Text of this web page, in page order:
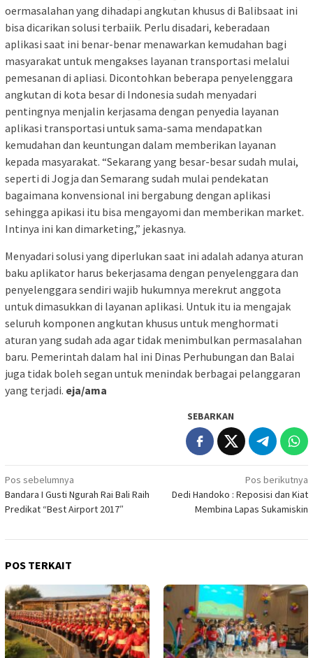
oermasalahan yang dihadapi angkutan khusus di Balibsaat ini
bisa dicarikan solusi terbaiik. Perlu disadari, keberadaan
aplikasi saat ini benar-benar menawarkan kemudahan bagi
masyarakat untuk mengakses layanan transportasi melalui
pemesanan di apliasi. Dicontohkan beberapa penyelenggara
angkutan di kota besar di Indonesia sudah menyadari
pentingnya menjalin kerjasama dengan penyedia layanan
aplikasi transportasi untuk sama-sama mendapatkan
kemudahan dan keuntungan dalam memberikan layanan
kepada masyarakat. “Sekarang yang besar-besar sudah mulai,
seperti di Jogja dan Semarang sudah mulai pendekatan
bagaimana konvensional ini bergabung dengan aplikasi
sehingga apikasi itu bisa mengayomi dan memberikan market.
Intinya ini kan dimarketing,” jekasnya.
Menyadari solusi yang diperlukan saat ini adalah adanya aturan
baku aplikator harus bekerjasama dengan penyelenggara dan
penyelenggara sendiri wajib hukumnya merekrut anggota
untuk dimasukkan di layanan aplikasi. Untuk itu ia mengajak
seluruh komponen angkutan khusus untuk menghormati
aturan yang sudah ada agar tidak menimbulkan permasalahan
baru. Pemerintah dalam hal ini Dinas Perhubungan dan Balai
juga tidak boleh segan untuk menindak berbagai pelanggaran
yang terjadi. eja/ama
SEBARKAN
Navigasi
pos
Pos sebelumnya
Bandara I Gusti Ngurah Rai Bali Raih
Predikat “Best Airport 2017″
Pos berikutnya
Dedi Handoko : Reposisi dan Kiat
Membina Lapas Sukamiskin
POS TERKAIT